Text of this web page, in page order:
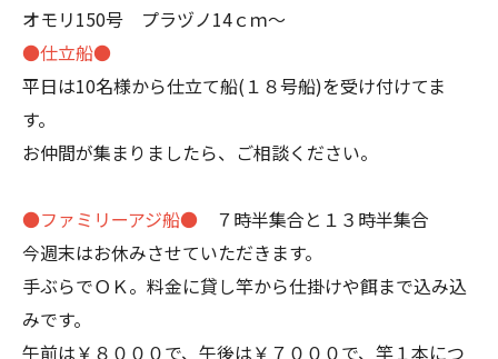
オモリ150号 プラヅノ14ｃｍ～
●仕立船●
平日は10名様から仕立て船(１８号船)を受け付けてま
す。
お仲間が集まりましたら、ご相談ください。
●ファミリーアジ船● ７時半集合と１３時半集合
今週末はお休みさせていただきます。
手ぶらでＯＫ。料金に貸し竿から仕掛けや餌まで込み込
みです。
午前は￥８０００で、午後は￥７０００で、竿１本につ